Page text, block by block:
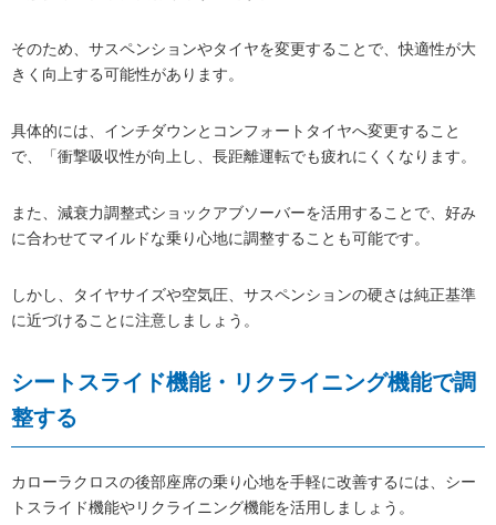
そのため、サスペンションやタイヤを変更することで、快適性が大
きく向上する可能性があります。
具体的には、インチダウンとコンフォートタイヤへ変更すること
で、「衝撃吸収性が向上し、長距離運転でも疲れにくくなります。
また、減衰力調整式ショックアブソーバーを活用することで、好み
に合わせてマイルドな乗り心地に調整することも可能です。
しかし、タイヤサイズや空気圧、サスペンションの硬さは純正基準
に近づけることに注意しましょう。
シートスライド機能・リクライニング機能で調
整する
カローラクロスの後部座席の乗り心地を手軽に改善するには、シー
トスライド機能やリクライニング機能を活用しましょう。